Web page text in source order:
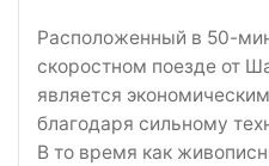
Расположенный в 50-
скоростном поезде от
является
благодаря сильному
В то время как